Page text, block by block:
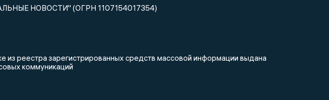
НОВОСТИ" (ОГРН 1107154017354)
реестра зарегистрированных средств массовой информации выдана
коммуникаций